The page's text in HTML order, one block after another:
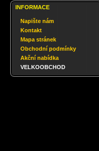
INFORMACE
Napište nám
Kontakt
Mapa stránek
Obchodní podmínky
Akční nabídka
VELKOOBCHOD